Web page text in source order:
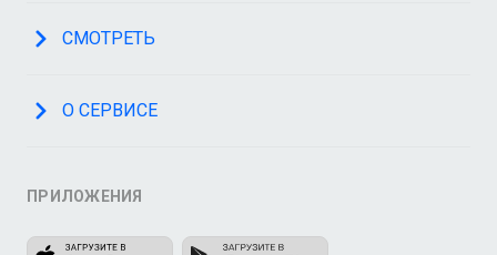
СМОТРЕТЬ
О СЕРВИСЕ
ПРИЛОЖЕНИЯ